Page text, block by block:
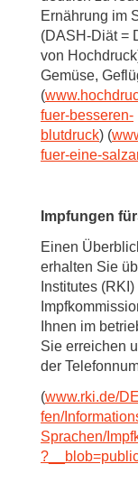
Ernährung im
(DASH-Diät =
von
Gemüse,
(
fuer-besseren-
blutdruck) (
fuer-eine-
Impfungen
Einen
erhalten Sie
Institutes
Ihnen im
Sie erreichen
der
(www.rki.de/
fen/
Sprachen/